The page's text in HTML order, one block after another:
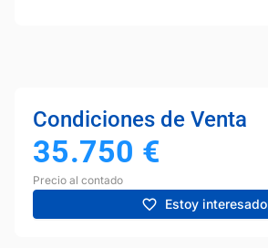
Condiciones de Venta
35.750 €
Precio al contado
Estoy interesado